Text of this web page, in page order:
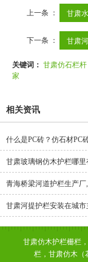
上一条 ： 甘肃
下一条 ： 甘肃
关键词： 甘肃仿石栏杆
家
相关资讯
什么是PC砖？仿石材PC
甘肃河提护栏安装在城市
甘肃仿木护栏栅栏
栏，甘肃仿木（